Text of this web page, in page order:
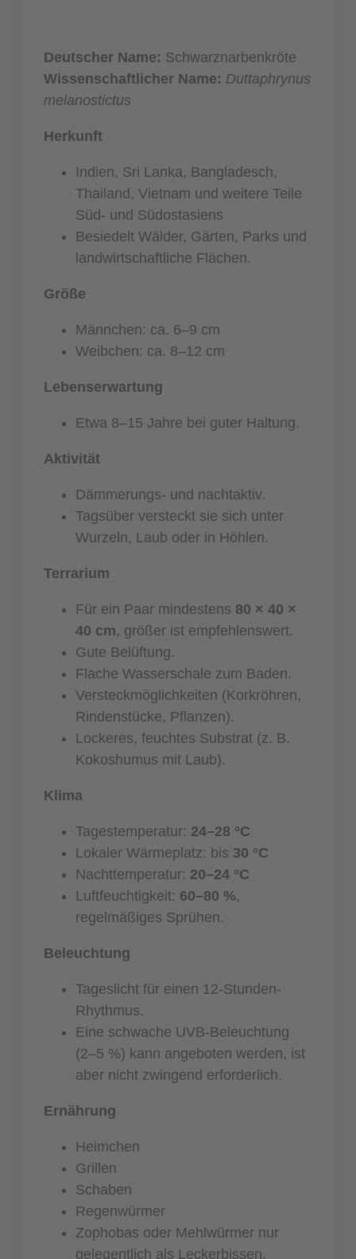
Deutscher Name: Schwarznarbenkröte
Wissenschaftlicher Name: Duttaphrynus
melanostictus
Herkunft
Indien, Sri Lanka, Bangladesch,
Thailand, Vietnam und weitere Teile
Süd- und Südostasiens
Besiedelt Wälder, Gärten, Parks und
landwirtschaftliche Flächen.
Größe
Männchen: ca. 6–9 cm
Weibchen: ca. 8–12 cm
Lebenserwartung
Etwa 8–15 Jahre bei guter Haltung.
Aktivität
Dämmerungs- und nachtaktiv.
Tagsüber versteckt sie sich unter
Wurzeln, Laub oder in Höhlen.
Terrarium
Für ein Paar mindestens 80 × 40 ×
40 cm, größer ist empfehlenswert.
Gute Belüftung.
Flache Wasserschale zum Baden.
Versteckmöglichkeiten (Korkröhren,
Rindenstücke, Pflanzen).
Lockeres, feuchtes Substrat (z. B.
Kokoshumus mit Laub).
Klima
Tagestemperatur: 24–28 °C
Lokaler Wärmeplatz: bis 30 °C
Nachttemperatur: 20–24 °C
Luftfeuchtigkeit: 60–80 %,
regelmäßiges Sprühen.
Beleuchtung
Tageslicht für einen 12-Stunden-
Rhythmus.
Eine schwache UVB-Beleuchtung
(2–5 %) kann angeboten werden, ist
aber nicht zwingend erforderlich.
Ernährung
Heimchen
Grillen
Schaben
Regenwürmer
Zophobas oder Mehlwürmer nur
gelegentlich als Leckerbissen.